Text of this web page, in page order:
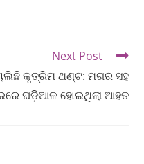
Next Post
କୃତ୍ରିମ ଥଣ୍ଟ: ମଗର ସହ
ଘଡ଼ିଆଳ ହୋଇଥିଲା ଆହତ